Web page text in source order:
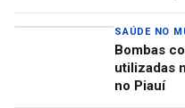
SAÚDE NO
Bombas
utilizadas
no Piauí